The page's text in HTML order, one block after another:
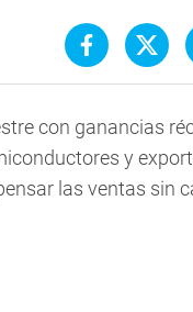
con ganancias
y
las ventas sin